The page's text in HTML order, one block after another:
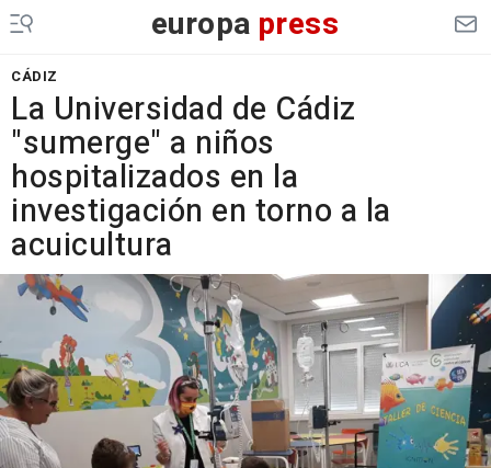
europa press
CÁDIZ
La Universidad de Cádiz
"sumerge" a niños
hospitalizados en la
investigación en torno a la
acuicultura